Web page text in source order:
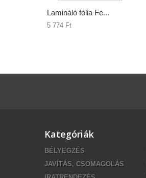
Lamináló fólia Fe...
5 774 Ft‎
Kategóriák
BÉLYEGZÉS
JAVÍTÁS, CSOMAGOLÁS